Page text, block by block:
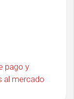
pago y
al mercado